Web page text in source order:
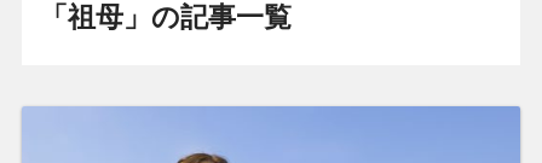
「祖母」の記事一覧